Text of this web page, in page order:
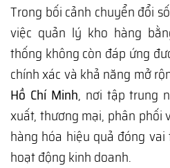
Trong bối cảnh chuyển đổi
việc quản lý kho hàng
thống không còn đáp ứng
chính xác và khả năng mở
Hồ Chí Minh, nơi tập trung
xuất, thương mại, phân phối
hàng hóa hiệu quả đóng
hoạt động kinh doanh.